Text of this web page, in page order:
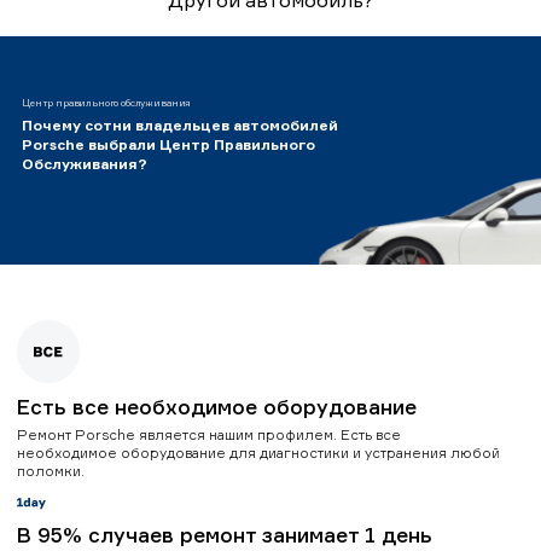
Центр правильного обслуживания
Почему сотни владельцев автомобилей
Porsche выбрали Центр Правильного
Обслуживания?
Есть все необходимое оборудование
Ремонт Porsche является нашим профилем. Есть все
необходимое оборудование для диагностики и устранения любой
поломки.
В 95% случаев ремонт занимает 1 день